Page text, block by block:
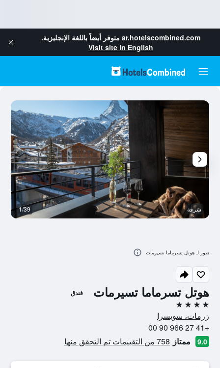
ar.hotelscombined.com متوفر أيضاً باللغة الإنجليزية.
Visit site in English
هوتل تسرماما تسيرمات فندق
4 نجوم
زرمات، سويسرا
+41 27 966 90 00
9.0 ممتاز 758 من التقييمات تم التحقق منها
شرفة 1/39
صور لـ هوتل تسرماما تسيرمات